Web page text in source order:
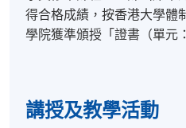
7. ｢五分鐘終極assignment｣
認同你、follow你
現時接受報名
得合格成績，按香港大學體
學院獲準頒授「證書（單元
講授及教學活動